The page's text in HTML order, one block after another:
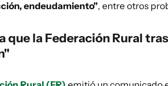
endeudamiento", entre otros
que la Federación Rural